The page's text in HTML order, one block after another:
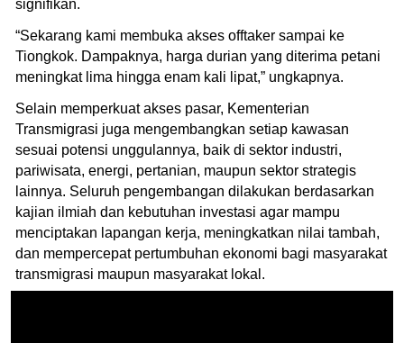
signifikan.
“Sekarang kami membuka akses offtaker sampai ke
Tiongkok. Dampaknya, harga durian yang diterima petani
meningkat lima hingga enam kali lipat,” ungkapnya.
Selain memperkuat akses pasar, Kementerian
Transmigrasi juga mengembangkan setiap kawasan
sesuai potensi unggulannya, baik di sektor industri,
pariwisata, energi, pertanian, maupun sektor strategis
lainnya. Seluruh pengembangan dilakukan berdasarkan
kajian ilmiah dan kebutuhan investasi agar mampu
menciptakan lapangan kerja, meningkatkan nilai tambah,
dan mempercepat pertumbuhan ekonomi bagi masyarakat
transmigrasi maupun masyarakat lokal.